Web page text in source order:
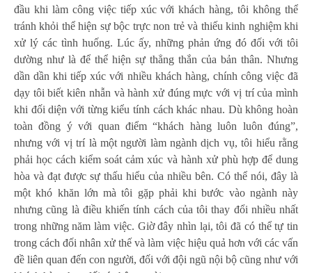
đầu khi làm công việc tiếp xúc với khách hàng, tôi không thể
tránh khỏi thể hiện sự bộc trực non trẻ và thiếu kinh nghiệm khi
xử lý các tình huống. Lúc ấy, những phản ứng đó đối với tôi
dường như là để thể hiện sự thẳng thắn của bản thân. Nhưng
dần dần khi tiếp xúc với nhiều khách hàng, chính công việc đã
dạy tôi biết kiên nhẫn và hành xử đúng mực với vị trí của mình
khi đối diện với từng kiểu tính cách khác nhau. Dù không hoàn
toàn đồng ý với quan điểm “khách hàng luôn luôn đúng”,
nhưng với vị trí là một người làm ngành dịch vụ, tôi hiểu rằng
phải học cách kiểm soát cảm xúc và hành xử phù hợp để dung
hòa và đạt được sự thấu hiểu của nhiều bên. Có thể nói, đây là
một khó khăn lớn mà tôi gặp phải khi bước vào ngành này
nhưng cũng là điều khiến tính cách của tôi thay đổi nhiều nhất
trong những năm làm việc. Giờ đây nhìn lại, tôi đã có thể tự tin
trong cách đối nhân xử thế và làm việc hiệu quả hơn với các vấn
đề liên quan đến con người, đối với đội ngũ nội bộ cũng như với